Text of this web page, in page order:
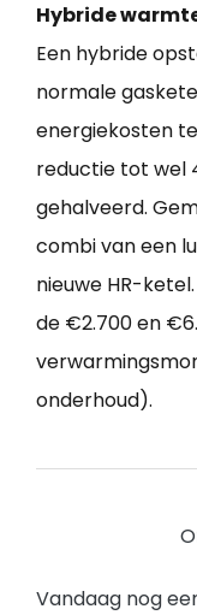
Hybride
Een hybride
normale
energiekosten
reductie tot wel
gehalveerd.
combi van een
nieuwe HR-
de €2.700 en
onderhoud).
Vandaag nog